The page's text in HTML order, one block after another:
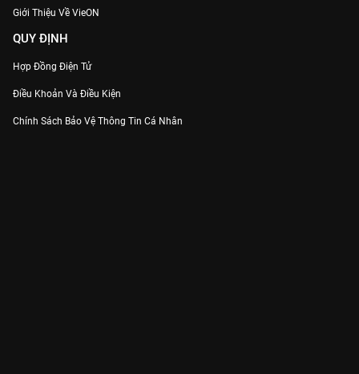
Giới Thiệu Về VieON
QUY ĐỊNH
Hợp Đồng Điện Tử
Điều Khoản Và Điều Kiện
Chính Sách Bảo Vệ Thông Tin Cá Nhân